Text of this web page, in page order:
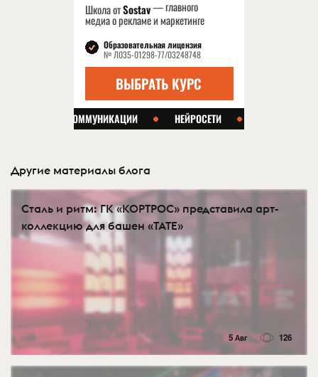
Другие материалы блога
Сталь и ритм: ГК «КОРТРОС» представила арт-
коллекцию для башен «TATE»
5 Авг 126